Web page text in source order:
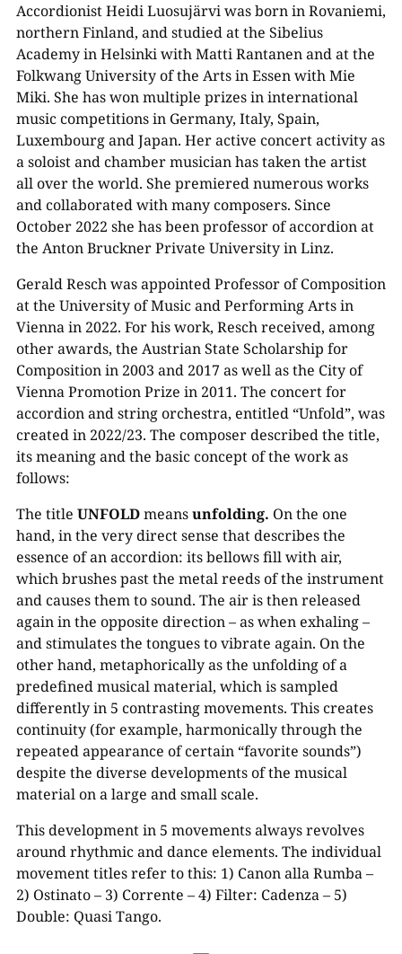
Accordionist Heidi Luosujärvi was born in Rovaniemi,
northern Finland, and studied at the Sibelius
Academy in Helsinki with Matti Rantanen and at the
Folkwang University of the Arts in Essen with Mie
Miki. She has won multiple prizes in international
music competitions in Germany, Italy, Spain,
Luxembourg and Japan. Her active concert activity as
a soloist and chamber musician has taken the artist
all over the world. She premiered numerous works
and collaborated with many composers. Since
October 2022 she has been professor of accordion at
the Anton Bruckner Private University in Linz.
Gerald Resch was appointed Professor of Composition
at the University of Music and Performing Arts in
Vienna in 2022. For his work, Resch received, among
other awards, the Austrian State Scholarship for
Composition in 2003 and 2017 as well as the City of
Vienna Promotion Prize in 2011. The concert for
accordion and string orchestra, entitled “Unfold”, was
created in 2022/23. The composer described the title,
its meaning and the basic concept of the work as
follows:
The title UNFOLDmeansunfolding. On the one
hand, in the very direct sense that describes the
essence of an accordion: its bellows fill with air,
which brushes past the metal reeds of the instrument
and causes them to sound. The air is then released
again in the opposite direction – as when exhaling –
and stimulates the tongues to vibrate again. On the
other hand, metaphorically as the unfolding of a
predefined musical material, which is sampled
differently in 5 contrasting movements. This creates
continuity (for example, harmonically through the
repeated appearance of certain “favorite sounds”)
despite the diverse developments of the musical
material on a large and small scale.
This development in 5 movements always revolves
around rhythmic and dance elements. The individual
movement titles refer to this: 1) Canon alla Rumba –
2) Ostinato – 3) Corrente – 4) Filter: Cadenza – 5)
Double: Quasi Tango.